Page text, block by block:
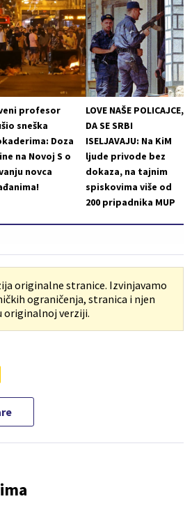
profesor
sneška
Doza
na Novoj S o
novca
LOVE NAŠE POLICAJCE,
DA SE SRBI
ISELJAVAJU: Na KiM
ljude privode bez
dokaza, na tajnim
spiskovima više od
200 pripadnika MUP
originalne stranice. Izvinjavamo
ograničenja, stranica i njen
originalnoj verziji.